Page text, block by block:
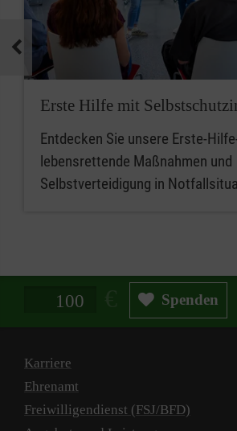
Erste Hilfe mit
Entdecken Sie unsere Erste-
lebensrettende Maßnahmen und
Selbstverteidigung in
Spendenbetrag in Euro Spenden
Karriere
Ehrenamt
Freiwilligendienst (FSJ/BFD)